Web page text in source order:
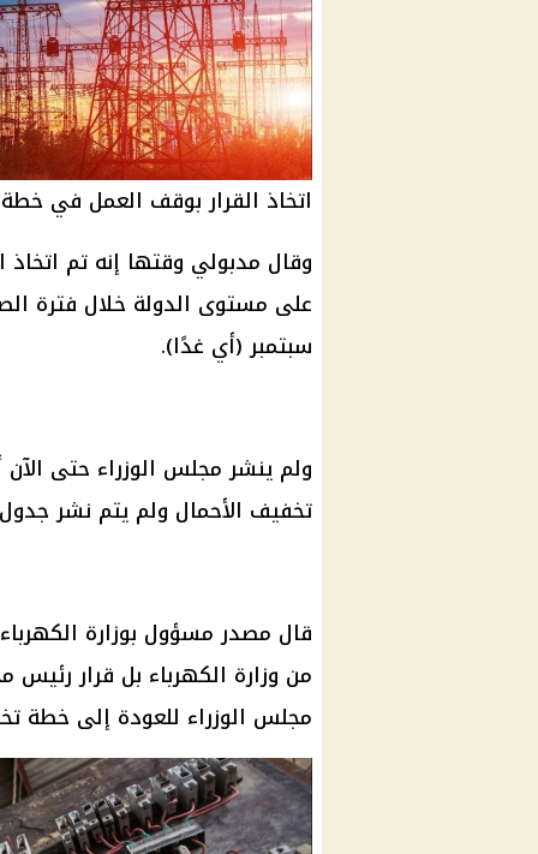
اتخاذ القرار بوقف العمل في
وقال مدبولي وقتها إنه تم
سبتمبر (أي غدًا).
ولم ينشر مجلس الوزراء حتى
تخفيف الأحمال ولم يتم نشر
قال مصدر مسؤول بوزارة
من وزارة الكهرباء بل قرار رئيس
مجلس الوزراء للعودة إلى خطة